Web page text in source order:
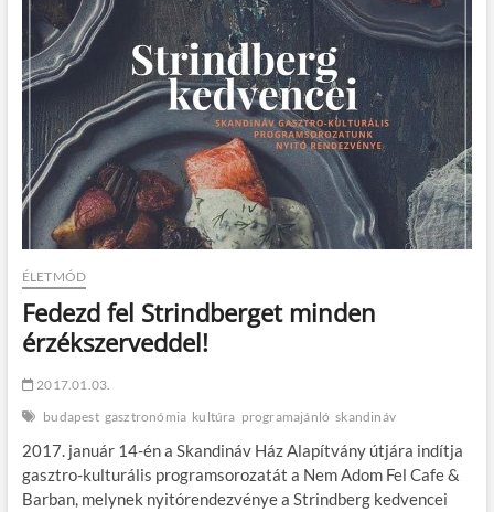
hazavezető
út
minden
reggel
hosszabb
ÉLETMÓD
Fedezd fel Strindberget minden
érzékszerveddel!
2017.01.03.
budapest gasztronómia kultúra programajánló skandináv
2017. január 14-én a Skandináv Ház Alapítvány útjára indítja
gasztro-kulturális programsorozatát a Nem Adom Fel Cafe &
Barban, melynek nyitórendezvénye a Strindberg kedvencei